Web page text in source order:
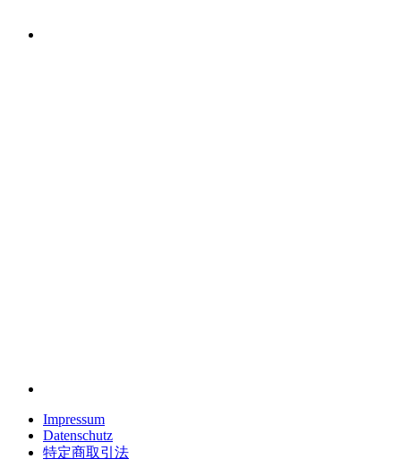
Impressum
Datenschutz
特定商取引法